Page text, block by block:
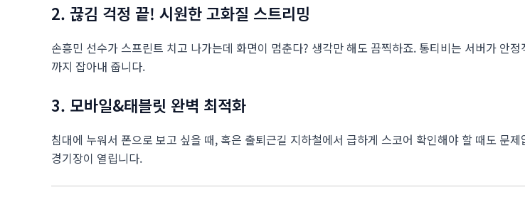
2. 끊김 걱정 끝! 시원한 고화질 스트리밍
손흥민 선수가 스프린트 치고 나가는데 화면이 멈춘다? 생각만 해도 끔찍하죠. 통티비는 서버가 안
까지 잡아내 줍니다.
3. 모바일&태블릿 완벽 최적화
침대에 누워서 폰으로 보고 싶을 때, 혹은 출퇴근길 지하철에서 급하게 스코어 확인해야 할 때도 문
경기장이 열립니다.